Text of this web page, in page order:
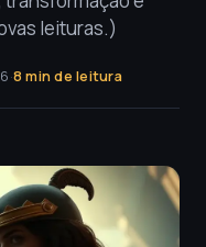
leituras.)
·8 min de leitura